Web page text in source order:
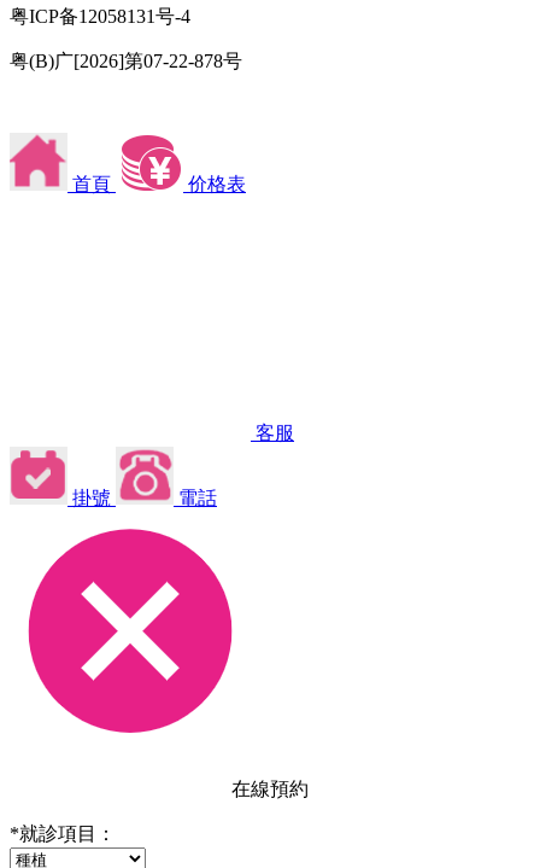
粤ICP备12058131号-4
粤(B)广[2026]第07-22-878号
首頁 价格表
客服
掛號 電話
在線預約
*就診項目：